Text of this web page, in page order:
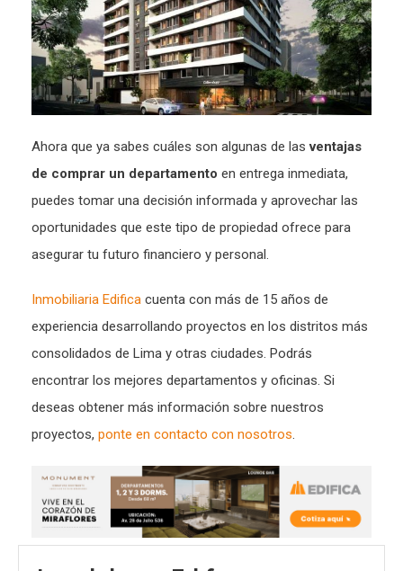
Ahora que ya sabes cuáles son algunas de lasventajas
de comprar un departamento en entrega inmediata,
puedes tomar una decisión informada y aprovechar las
oportunidades que este tipo de propiedad ofrece para
asegurar tu futuro financiero y personal.
Inmobiliaria Edifica cuenta con más de 15 años de
experiencia desarrollando proyectos en los distritos más
consolidados de Lima y otras ciudades. Podrás
encontrar los mejores departamentos y oficinas. Si
deseas obtener más información sobre nuestros
proyectos, ponte en contacto con nosotros